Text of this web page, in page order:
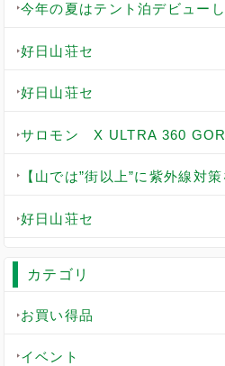
今年の夏はテント泊デビュー
好日山荘セ
好日山荘セ
サロモン X ULTRA 360
【山では”街以上”に紫外線対策
好日山荘セ
カテゴリ
お買い得品
イベント